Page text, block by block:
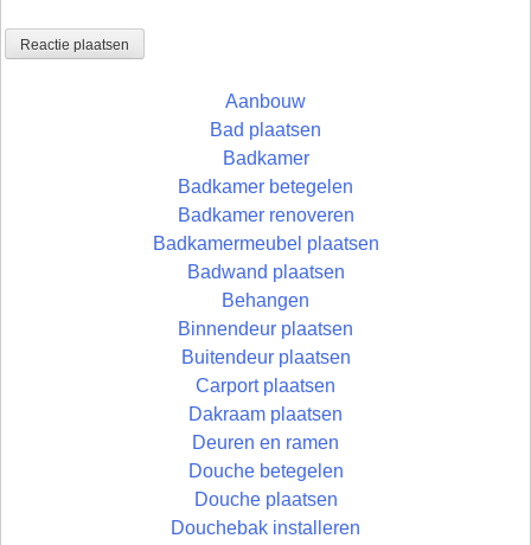
Aanbouw
Bad plaatsen
Badkamer
Badkamer betegelen
Badkamer renoveren
Badkamermeubel plaatsen
Badwand plaatsen
Behangen
Binnendeur plaatsen
Buitendeur plaatsen
Carport plaatsen
Dakraam plaatsen
Deuren en ramen
Douche betegelen
Douche plaatsen
Douchebak installeren